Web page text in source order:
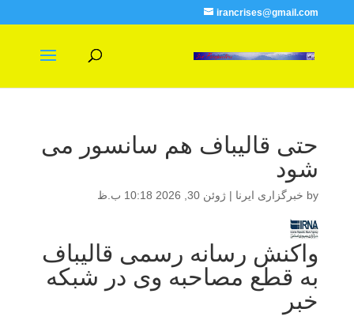
irancrises@gmail.com
حتی قالیباف هم سانسور می
شود
by خبرگزاری ایرنا | ژوئن 30, 2026 10:18 ب.ظ
واکنش رسانه رسمی قالیباف
به قطع مصاحبه وی در شبکه
خبر